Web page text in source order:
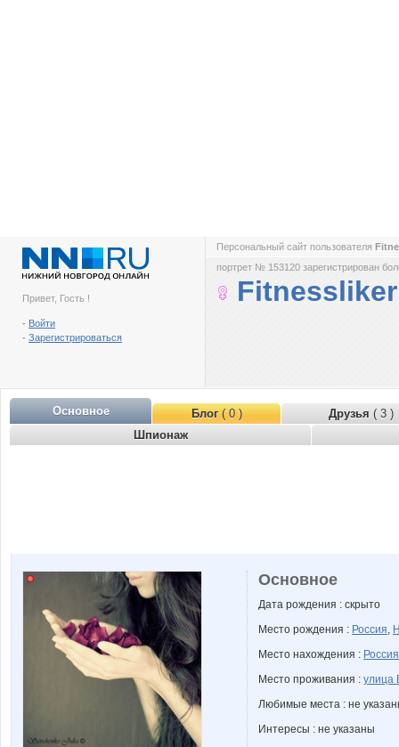
Привет, Гость !
- Войти
- Зарегистрироваться
Персональный сайт пользователя
портрет № 153120 зарегистрирован
Fitnessliker
Основное Блог( 0 ) Друзья ( 3 )
Шпионаж
Основное
Дата рождения : скрыто
Место рождения : Россия,
Место нахождения : Россия
Место проживания : улица
Любимые места : не
Интересы : не указаны